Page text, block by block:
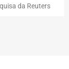
da Reuters